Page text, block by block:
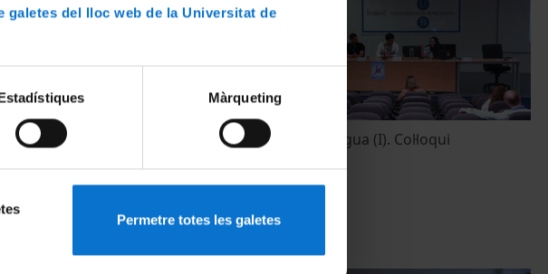
galetes del lloc web de la Universitat de
Màrqueting
Permetre totes les galetes
de l’aigua (II). Col·loqui Química de l’aigua (I). Col·loqui